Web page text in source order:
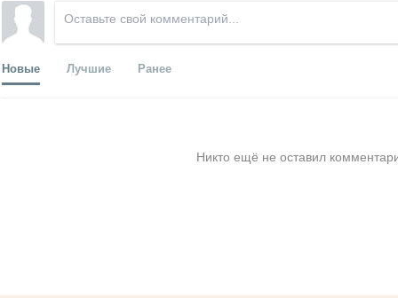
Новые Лучшие Ранее
Никто ещё не оставил